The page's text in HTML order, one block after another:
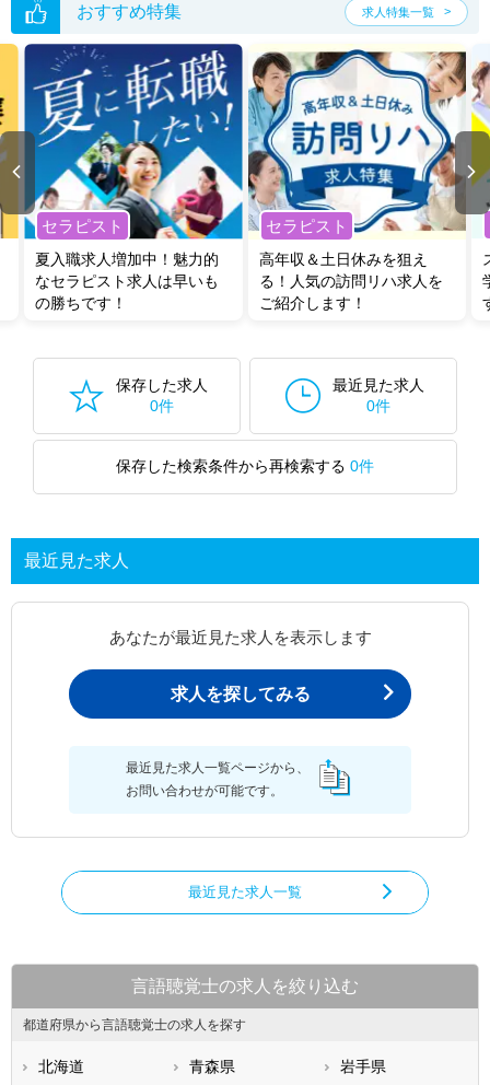
おすすめ特集 求人特集一覧
セラピスト
夏入職求人増加中！魅力的
なセラピスト求人は早いも
の勝ちです！
セラピスト
高年収＆土日休みを狙え
る！人気の訪問リハ求人を
ご紹介します！
保存した求人
0件
最近見た求人
0件
保存した検索条件から再検索する 0件
最近見た求人
あなたが最近見た求人を表示します
求人を探してみる
最近見た求人一覧ページから、
お問い合わせが可能です。
最近見た求人一覧
言語聴覚士の求人を絞り込む
都道府県から言語聴覚士の求人を探す
北海道 青森県 岩手県